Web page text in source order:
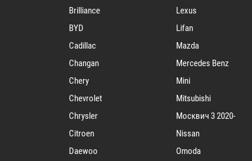
Brilliance
BYD
Cadillac
Changan
Chery
Chevrolet
Chrysler
Citroen
Daewoo
Lexus
Lifan
Mazda
Mercedes Benz
Mini
Mitsubishi
Mосквич 3 2020-
Nissan
Omoda